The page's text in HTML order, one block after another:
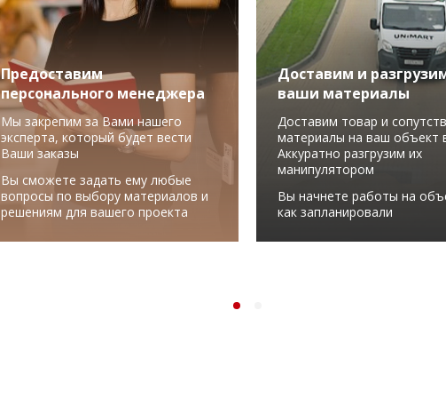
Предоставим
персонального менеджера
Мы закрепим за Вами нашего
эксперта, который будет вести
Ваши заказы
Вы сможете задать ему любые
вопросы по выбору материалов и
решениям для вашего проекта
Доставим и
ваши материалы
Доставим товар и
материалы на ваш объект
Аккуратно разгрузим их
манипулятором
Вы начнете работы на
как запланировали